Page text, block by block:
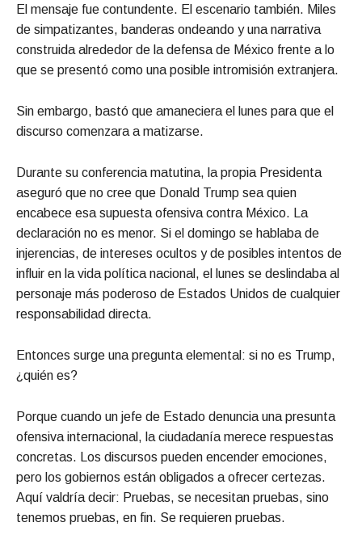
El mensaje fue contundente. El escenario también. Miles
de simpatizantes, banderas ondeando y una narrativa
construida alrededor de la defensa de México frente a lo
que se presentó como una posible intromisión extranjera.
Sin embargo, bastó que amaneciera el lunes para que el
discurso comenzara a matizarse.
Durante su conferencia matutina, la propia Presidenta
aseguró que no cree que Donald Trump sea quien
encabece esa supuesta ofensiva contra México. La
declaración no es menor. Si el domingo se hablaba de
injerencias, de intereses ocultos y de posibles intentos de
influir en la vida política nacional, el lunes se deslindaba al
personaje más poderoso de Estados Unidos de cualquier
responsabilidad directa.
Entonces surge una pregunta elemental: si no es Trump,
¿quién es?
Porque cuando un jefe de Estado denuncia una presunta
ofensiva internacional, la ciudadanía merece respuestas
concretas. Los discursos pueden encender emociones,
pero los gobiernos están obligados a ofrecer certezas.
Aquí valdría decir: Pruebas, se necesitan pruebas, sino
tenemos pruebas, en fin. Se requieren pruebas.